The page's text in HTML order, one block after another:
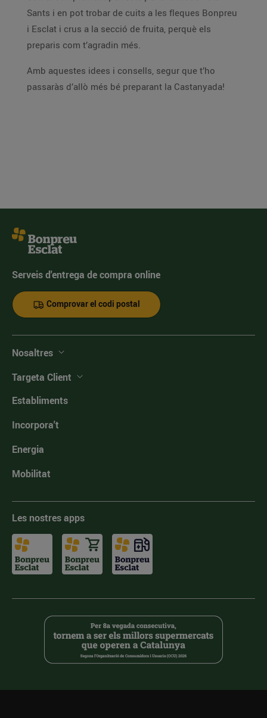
Sants i en pot trobar de cuits a les fleques Bonpreu
i Esclat i crus a la secció de fruita, perquè els
preparis com t’agradin més.
Amb aquestes idees i consells, segur que t’ho
passaràs d’allò més bé preparant la Castanyada!
Serveis d'entrega de compra online
Comprovar el codi postal
Nosaltres
Targeta Client
Establiments
Incorpora't
Energia
Mobilitat
Les nostres apps